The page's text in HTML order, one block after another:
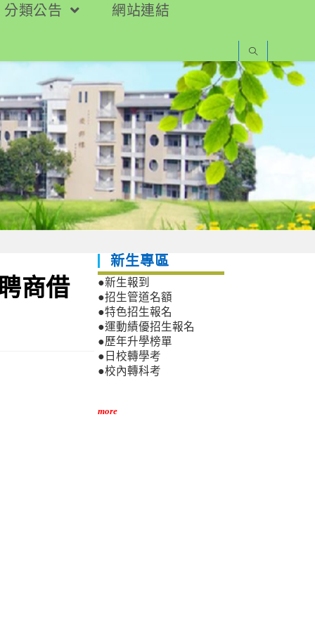
分類公告
網站連結
商借
新生專區
●新生報到
●招生管道名額
●特色招生報名
●運動績優招生報名
●歷年升學榜單
●日校轉學考
●校內轉科考
more